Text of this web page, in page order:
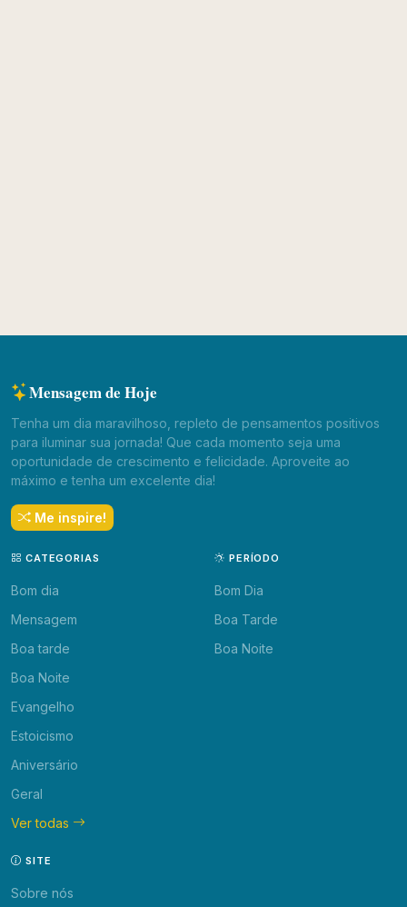
Mensagem de Hoje
Tenha um dia maravilhoso, repleto de pensamentos positivos
para iluminar sua jornada! Que cada momento seja uma
oportunidade de crescimento e felicidade. Aproveite ao
máximo e tenha um excelente dia!
Me inspire!
CATEGORIAS
Bom dia
Mensagem
Boa tarde
Boa Noite
Evangelho
Estoicismo
Aniversário
Geral
Ver todas
PERÍODO
Bom Dia
Boa Tarde
Boa Noite
SITE
Sobre nós